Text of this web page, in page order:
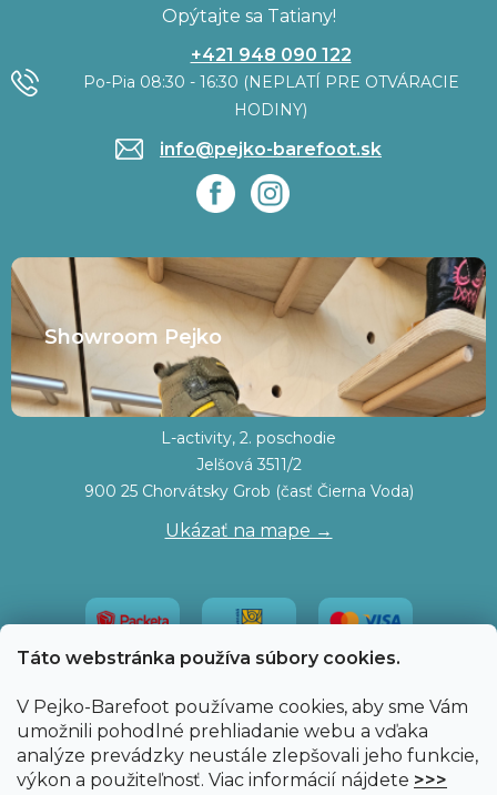
Táto webstránka používa súbory cookies.
V Pejko-Barefoot používame cookies, aby sme Vám
umožnili pohodlné prehliadanie webu a vďaka
analýze prevádzky neustále zlepšovali jeho funkcie,
výkon a použiteľnosť. Viac informácií nájdete >>>
Opýtajte sa Tatiany!
+421 948 090 122
Po-Pia 08:30 - 16:30 (NEPLATÍ PRE OTVÁRACIE
HODINY)
info@pejko-barefoot.sk
Showroom Pejko
L-activity, 2. poschodie
Jelšová 3511/2
900 25 Chorvátsky Grob (časť Čierna Voda)
Ukázať na mape →